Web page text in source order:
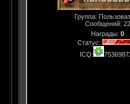
Группа:
Сообщений: 22
Награды: 0
Статус:
ICQ: